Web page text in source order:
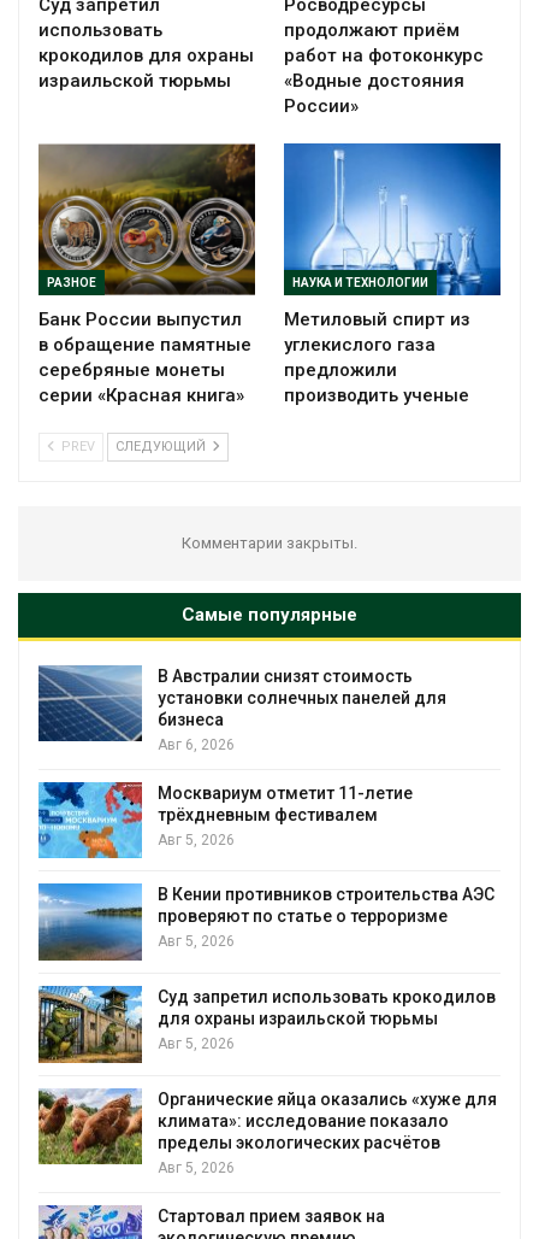
Суд запретил
использовать
крокодилов для охраны
израильской тюрьмы
Росводресурсы
продолжают приём
работ на фотоконкурс
«Водные достояния
России»
РАЗНОЕ
Банк России выпустил
в обращение памятные
серебряные монеты
серии «Красная книга»
НАУКА И ТЕХНОЛОГИИ
Метиловый спирт из
углекислого газа
предложили
производить ученые
PREV СЛЕДУЮЩИЙ
Комментарии закрыты.
Самые популярные
В Австралии снизят стоимость
установки солнечных панелей для
бизнеса
Авг 6, 2026
Москвариум отметит 11-летие
трёхдневным фестивалем
Авг 5, 2026
В Кении противников строительства АЭС
проверяют по статье о терроризме
Авг 5, 2026
Суд запретил использовать крокодилов
для охраны израильской тюрьмы
Авг 5, 2026
Органические яйца оказались «хуже для
климата»: исследование показало
пределы экологических расчётов
Авг 5, 2026
Стартовал прием заявок на